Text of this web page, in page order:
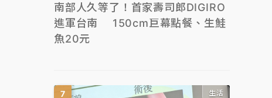
南部人久等了！首家壽司郎DIGIRO
進軍台南 150cm巨幕點餐、生鮭
魚20元
生活